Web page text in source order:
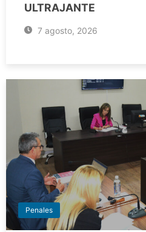
ULTRAJANTE
7 agosto, 2026
Penales